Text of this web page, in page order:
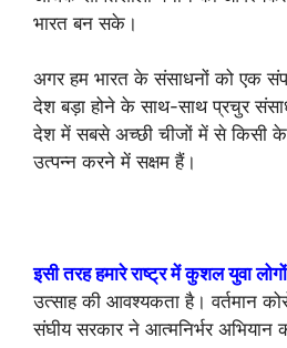
भारत बन सके।
अगर हम भारत के संसाधनों को एक
देश बड़ा होने के साथ-साथ प्रचुर
देश में सबसे अच्छी चीजों में से किसी
उत्पन्न करने में सक्षम हैं।
इसी तरह हमारे राष्ट्र में कुशल युवा
उत्साह की आवश्यकता है। वर्तमान
संघीय सरकार ने आत्मनिर्भर अभियान